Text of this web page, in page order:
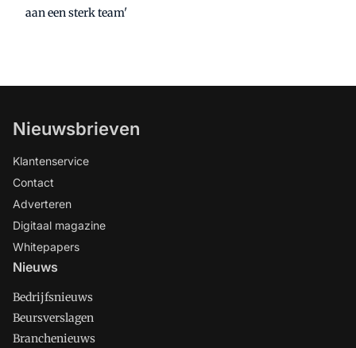
aan een sterk team'
Nieuwsbrieven
Klantenservice
Contact
Adverteren
Digitaal magazine
Whitepapers
Nieuws
Bedrijfsnieuws
Beursverslagen
Branchenieuws